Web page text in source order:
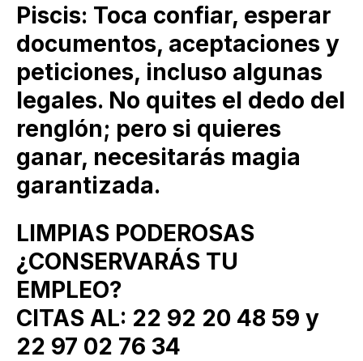
Piscis: Toca confiar, esperar
documentos, aceptaciones y
peticiones, incluso algunas
legales. No quites el dedo del
renglón; pero si quieres
ganar, necesitarás magia
garantizada.
LIMPIAS PODEROSAS
¿CONSERVARÁS TU
EMPLEO?
CITAS AL: 22 92 20 48 59 y
22 97 02 76 34